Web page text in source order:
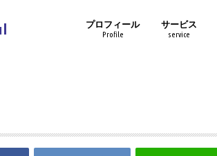
プロフィール
Profile
サービス
service